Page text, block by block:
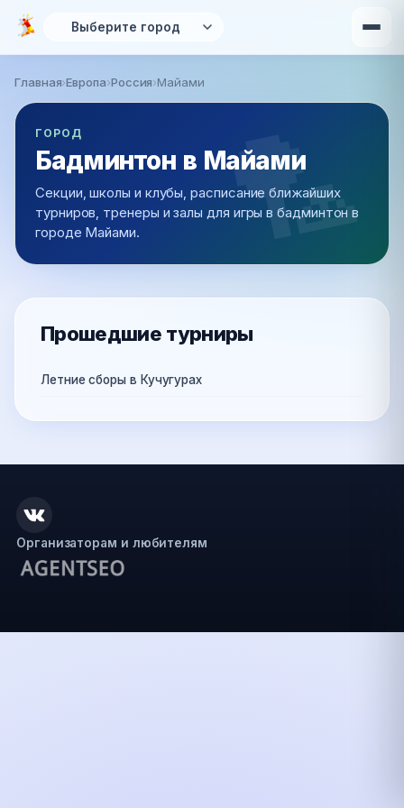
Перейти к основному содержанию
Вы здесь
Главная›Европа›Россия›Майами
ГОРОД
Бадминтон в Майами
Секции, школы и клубы, расписание ближайших
турниров, тренеры и залы для игры в бадминтон в
городе Майами.
Прошедшие турниры
Летние сборы в Кучугурах
Организаторам и любителям